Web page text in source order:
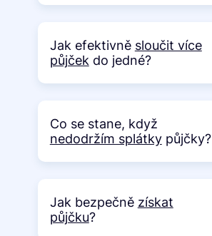
Jak efektivně sloučit více
půjček do jedné?
Co se stane, když
nedodržím splátkypůjčky?
Jak bezpečně získat
půjčku?